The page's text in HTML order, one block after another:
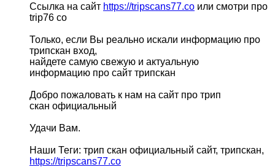
Ссылка на сайт https://tripscans77.co или смотри про
trip76 co
Только, если Вы реально искали информацию про
трипскан вход,
найдете самую свежую и актуальную
информацию про сайт трипскан
Добро пожаловать к нам на сайт про трип
скан официальный
Удачи Вам.
Наши Теги: трип скан официальный сайт, трипскан,
https://tripscans77.co